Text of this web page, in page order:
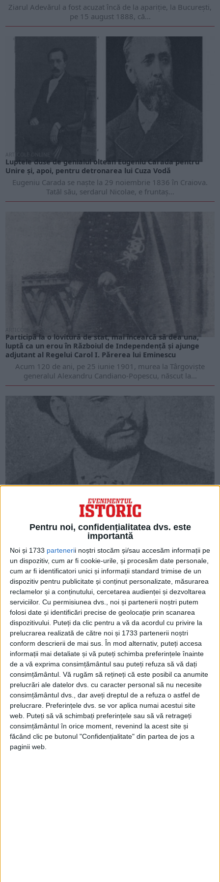
Pentru noi, confidențialitatea dvs. este
importantă
Noi și 1733 partenerii noștri stocăm și/sau accesăm informații pe
un dispozitiv, cum ar fi cookie-urile, și procesăm date personale,
cum ar fi identificatori unici și informații standard trimise de un
dispozitiv pentru publicitate și conținut personalizate, măsurarea
reclamelor și a conținutului, cercetarea audienței și dezvoltarea
serviciilor. Cu permisiunea dvs., noi și partenerii noștri putem
folosi date și identificări precise de geolocație prin scanarea
dispozitivului. Puteți da clic pentru a vă da acordul cu privire la
prelucrarea realizată de către noi și 1733 partenerii noștri
conform descrierii de mai sus. În mod alternativ, puteți accesa
informații mai detaliate și vă puteți schimba preferințele înainte
de a vă exprima consimțământul sau puteți refuza să vă dați
consimțământul. Vă rugăm să rețineți că este posibil ca anumite
prelucrări ale datelor dvs. cu caracter personal să nu necesite
consimțământul dvs., dar aveți dreptul de a refuza o astfel de
prelucrare. Preferințele dvs. se vor aplica numai acestui site
web. Puteți să vă schimbați preferințele sau să vă retrageți
consimțământul în orice moment, revenind la acest site și
făcând clic pe butonul "Confidențialitate" din partea de jos a
paginii web.
Ziarul Adevărul a fost acuzat încă de la apariție, la București,
pe 15 august 1888, că...
ARTICOLE ONLINE
Luptele duse de genialul oltean Eugeniu Carada pentru
Unire și, apoi, pentru detronarea lui Cuza Vodă
Eugeniu Carada se naște la 29 noiembrie 1836 în Craiova.
Tatăl său, serdarul Nicolae, e fruntaș...
Participă la o lovitură de stat, mai încearcă să dea una,
luptă ca un erou în Războiul de Independență și ajunge
adjutant al Regelui Carol I. Părerea lui Eminescu
Acum 120 de ani, pe 25 iunie 1901, murea la Târgoviște
generalul Alexandru Candiano-Popescu, născut la...
mână lui Enescu
Născut la Iaşi, la 22 mai 1841, tatăl său fiind Francisc
Caudella, compozitor şi profesor, a...
ARTICOLE ONLINE
Un of istoric al României, dezvoltarea și modernizarea
rețelei de drumuri și căi ferate a căzut tot în spinarea
țăranilor
Eliberați din iobăgie și împroprietăriți în 1864 de Cuza Vodă,
țăranii români au continuat s-o ducă...